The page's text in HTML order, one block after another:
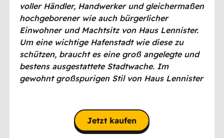
voller Händler, Handwerker und gleichermaßen
hochgeborener wie auch bürgerlicher
Einwohner und Machtsitz von Haus Lennister.
Um eine wichtige Hafenstadt wie diese zu
schützen, braucht es eine groß angelegte und
bestens ausgestattete Stadtwache. Im
gewohnt großspurigen Stil von Haus Lennister
Fronttruppen im Krieg der Fünf Könige.
Jetzt kaufen